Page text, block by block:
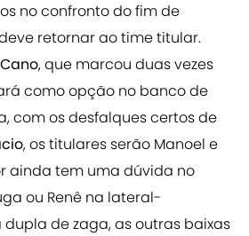
no confronto do fim de
retornar ao time titular.
, que marcou duas vezes
como opção no banco de
com os desfalques certos de
, os titulares serão Manoel e
ainda tem uma dúvida no
ou Renê na lateral-
de zaga, as outras baixas